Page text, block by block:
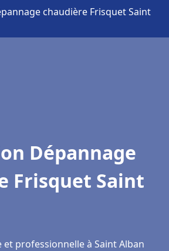
chaudière Frisquet Saint
Dépannage
Frisquet Saint
professionnelle à Saint Alban